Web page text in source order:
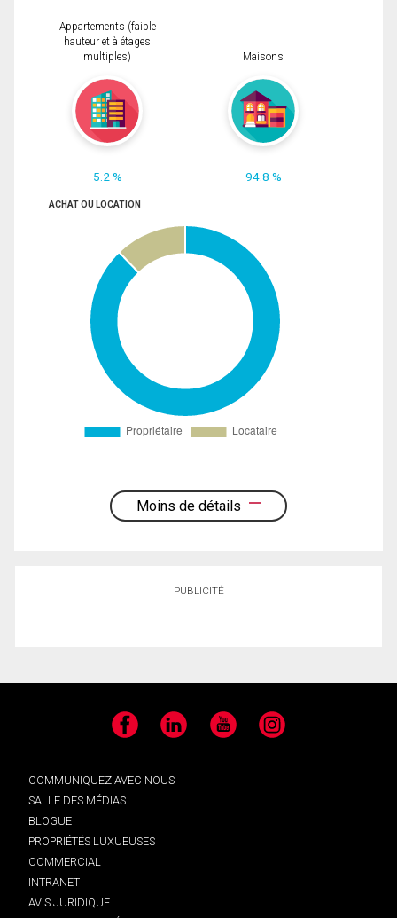
Appartements (faible
hauteur et à étages
multiples)
5.2 %
Maisons
94.8 %
ACHAT OU LOCATION
Moins de détails
PUBLICITÉ
Facebook LinkedIn YouTube Instagram
COMMUNIQUEZ AVEC NOUS
SALLE DES MÉDIAS
BLOGUE
PROPRIÉTÉS LUXUEUSES
COMMERCIAL
INTRANET
AVIS JURIDIQUE